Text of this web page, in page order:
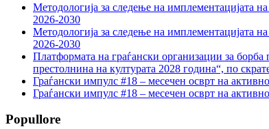
Методологија за следење на имплементацијата
2026-2030
Методологија за следење на имплементацијата
2026-2030
Платформата на граѓански организации за
престолнина на културата 2028 година“, по
Граѓански импулс #18 – месечен осврт на
Граѓански импулс #18 – месечен осврт на
Popullore